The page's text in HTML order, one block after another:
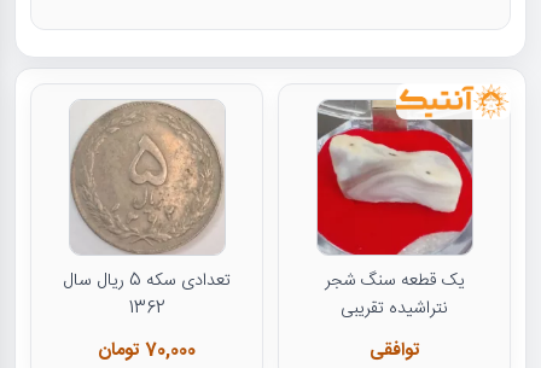
یک قطعه سنگ شجر
نتراشیده تقریبی
توافقی
تعدادی سکه 5 ریال سال
1362
70,000 تومان